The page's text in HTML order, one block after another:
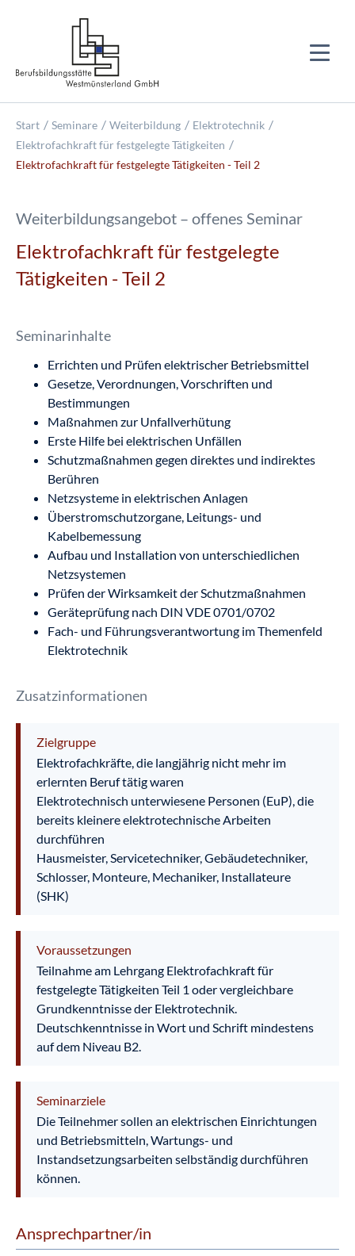
Start Seminare Weiterbildung
Elektrotechnik
Elektrofachkraft für festgelegte Tätigkeiten
Elektrofachkraft für festgelegte Tätigkeiten - Teil 2
Weiterbildungsangebot – offenes Seminar
Elektrofachkraft für festgelegte
Tätigkeiten - Teil 2
Seminarinhalte
Errichten und Prüfen elektrischer Betriebsmittel
Gesetze, Verordnungen, Vorschriften und
Bestimmungen
Maßnahmen zur Unfallverhütung
Erste Hilfe bei elektrischen Unfällen
Schutzmaßnahmen gegen direktes und indirektes
Berühren
Netzsysteme in elektrischen Anlagen
Überstromschutzorgane, Leitungs- und
Kabelbemessung
Aufbau und Installation von unterschiedlichen
Netzsystemen
Prüfen der Wirksamkeit der Schutzmaßnahmen
Geräteprüfung nach DIN VDE 0701/0702
Fach- und Führungsverantwortung im Themenfeld
Elektrotechnik
Zusatzinformationen
Zielgruppe
Elektrofachkräfte, die langjährig nicht mehr im
erlernten Beruf tätig waren
Elektrotechnisch unterwiesene Personen (EuP), die
bereits kleinere elektrotechnische Arbeiten
durchführen
Hausmeister, Servicetechniker, Gebäudetechniker,
Schlosser, Monteure, Mechaniker, Installateure
(SHK)
Voraussetzungen
Teilnahme am Lehrgang Elektrofachkraft für
festgelegte Tätigkeiten Teil 1 oder vergleichbare
Grundkenntnisse der Elektrotechnik.
Deutschkenntnisse in Wort und Schrift mindestens
auf dem Niveau B2.
Seminarziele
Die Teilnehmer sollen an elektrischen Einrichtungen
und Betriebsmitteln, Wartungs- und
Instandsetzungsarbeiten selbständig durchführen
können.
Ansprechpartner/in